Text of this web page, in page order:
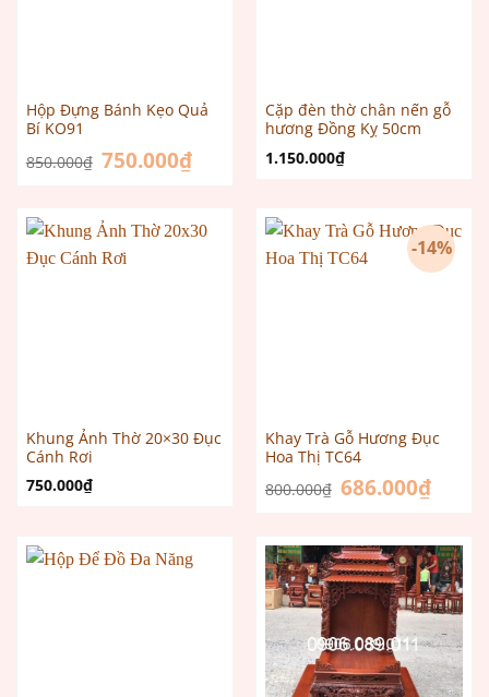
Hộp Đựng Bánh Kẹo Quả
Bí KO91
850.000₫ Giá
gốc
750.000₫Giá
hiện
Cặp đèn thờ chân nến gỗ
hương Đồng Kỵ 50cm
1.150.000₫
Khung Ảnh Thờ 20×30 Đục
Cánh Rơi
750.000₫
-14%
Khay Trà Gỗ Hương Đục
Hoa Thị TC64
800.000₫ Giá
gốc
686.000₫Giá
hiện